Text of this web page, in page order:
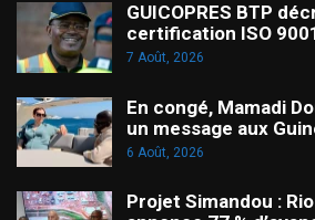
GUICOPRES BTP
certification ISO
7 Août, 2026
En congé, Mamadi
un message aux
6 Août, 2026
Projet Simandou :